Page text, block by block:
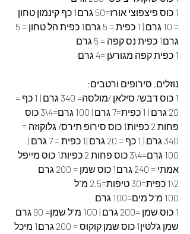
1 כוס פיצפוצי אורז=50 גרם1 כף קינמון טחון
גרם1 כפית נס קפה = 5 גרם
1 כפית קפה מגורען =4 גרם
נוזלים, סירופים ורטבים:
1 כוס דבש/ סילאן /מולסה= 340 גרם | 1 כף =
20 גרם | 1 כפית=7 גרם | 100 גרם=4\3 כוס
פחות 2 כפיות1 כוס סירופ תירס/ גלוקוזה =
340 גרם | 1 כף = 20 גרם |1 כפית = 7 גרם |
100 גרם=4\3 כוס פחות 2 כפיות1 כוס מייפל
אמתי = 240 גרם1 כוס שמן = 200 גרם
2\1 כפית=30 טיפות=2.5 מ"ל
100 מ"ל מים=100 גרם
1 כוס שמן =200 גרם | 100 מ"ל שמן= 90 גרם
שמן ג'לטין1 כוס שמן קוקוס = 200 גרם1 מיכל